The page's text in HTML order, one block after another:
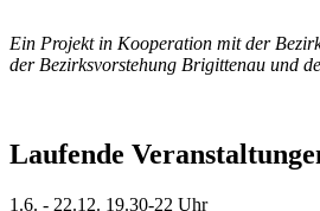
Ein Projekt in Kooperation mit der
der Bezirksvorstehung Brigittenau und
Laufende
1.6. - 22.12. 19.30-22 Uhr